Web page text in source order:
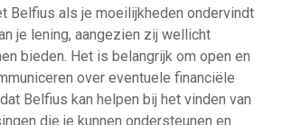
Belfius als je moeilijkheden ondervindt
je lening, aangezien zij wellicht
bieden. Het is belangrijk om open en
over eventuele financiële
Belfius kan helpen bij het vinden van
die je kunnen ondersteunen en